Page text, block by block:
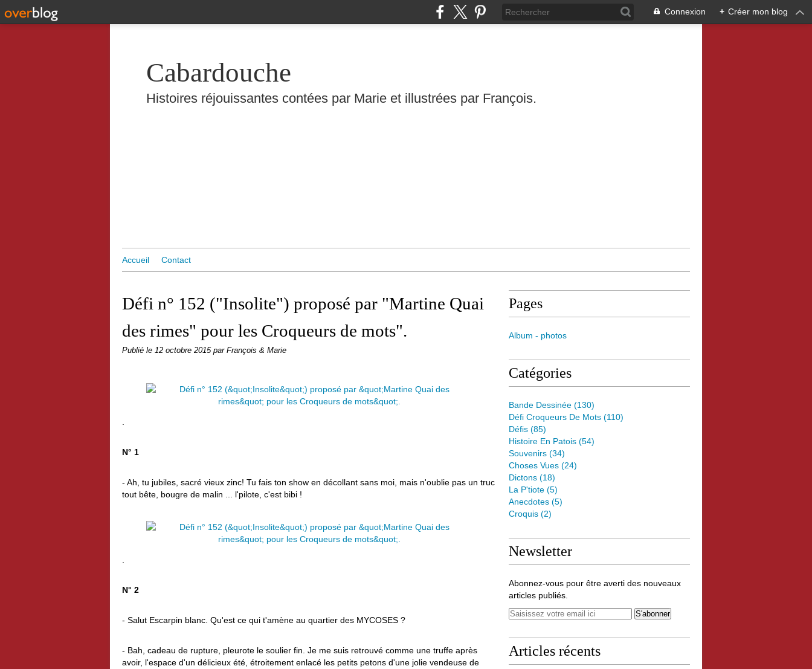
Connexion + Créer mon blog
Cabardouche
Histoires réjouissantes contées par Marie et illustrées par François.
Accueil Contact
Défi n° 152 ("Insolite") proposé par "Martine Quai
des rimes" pour les Croqueurs de mots".
Publié le 12 octobre 2015 par François & Marie
N° 1
- Ah, tu jubiles, sacré vieux zinc! Tu fais ton show en décollant sans moi, mais n'oublie pas un truc
tout bête, bougre de malin ... l'pilote, c'est bibi !
N° 2
- Salut Escarpin blanc. Qu'est ce qui t'amène au quartier des MYCOSES ?
- Bah, cadeau de rupture, pleurote le soulier fin. Je me suis retrouvé comme une truffe après
avoir, l'espace d'un délicieux été, étroitement enlacé les petits petons d'une jolie vendeuse de
Pages
Album - photos
Catégories
Bande Dessinée (130)
Défi Croqueurs De Mots (110)
Défis (85)
Histoire En Patois (54)
Souvenirs (34)
Choses Vues (24)
Dictons (18)
La P'tiote (5)
Anecdotes (5)
Croquis (2)
Newsletter
Abonnez-vous pour être averti des nouveaux
articles publiés.
Articles récents